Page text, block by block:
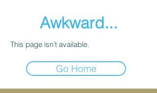
Awkward...
This page isn’t available.
Go Home